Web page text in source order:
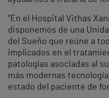
“En el Hospital Vithas
disponemos de una
del Sueño que reúne a
implicados en el
patologías asociadas al
más modernas
estado del paciente de